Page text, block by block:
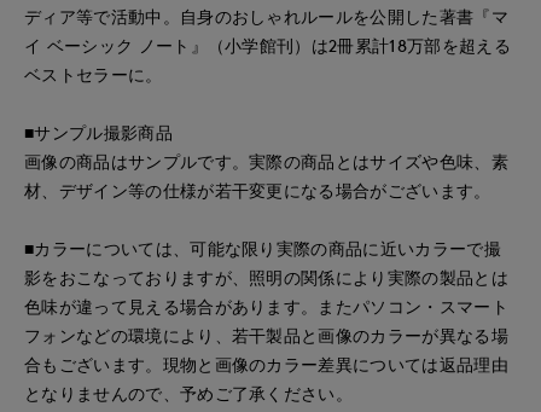
ディア等で活動中。自身のおしゃれルールを公開した著書『マ
イ ベーシック ノート』（小学館刊）は2冊累計18万部を超える
ベストセラーに。
■サンプル撮影商品
画像の商品はサンプルです。実際の商品とはサイズや色味、素
材、デザイン等の仕様が若干変更になる場合がございます。
■カラーについては、可能な限り実際の商品に近いカラーで撮
影をおこなっておりますが、照明の関係により実際の製品とは
色味が違って見える場合があります。またパソコン・スマート
フォンなどの環境により、若干製品と画像のカラーが異なる場
合もございます。現物と画像のカラー差異については返品理由
となりませんので、予めご了承ください。